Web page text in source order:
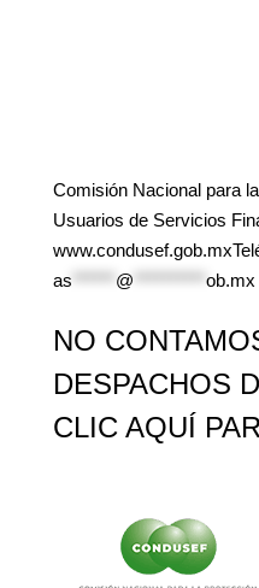
Comisión Nacional para
Usuarios de Servicios
as
@ ob.mx
NO
DESPACHOS
CLIC AQUÍ